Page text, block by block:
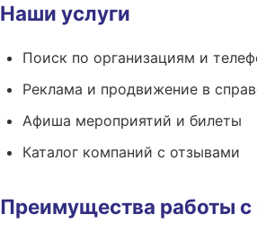
Наши услуги
Поиск по организациям и
Реклама и продвижение в
Афиша мероприятий и билеты
Каталог компаний с отзывами
Преимущества работы с